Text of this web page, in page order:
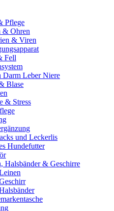
Pflege
& Ohren
& Viren
Fell
Darm Leber Niere
Blase
& Stress
und Leckerlis
Hundefutter
Halsbänder & Geschirre